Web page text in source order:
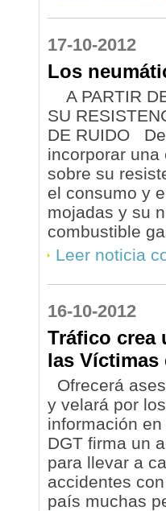
17-10-2012
Los
A PARTIR
SU
DE RUIDO
incorporar
sobre su
el consumo y
mojadas y su
combustible
Leer noticia
16-10-2012
Tráfico crea
las Víctimas
Ofrecerá
y velará por
información
DGT firma un
para llevar a
accidentes
país muchas